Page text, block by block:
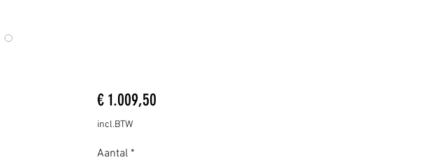
€ 1.009,50Prijs
incl.BTW
Aantal *